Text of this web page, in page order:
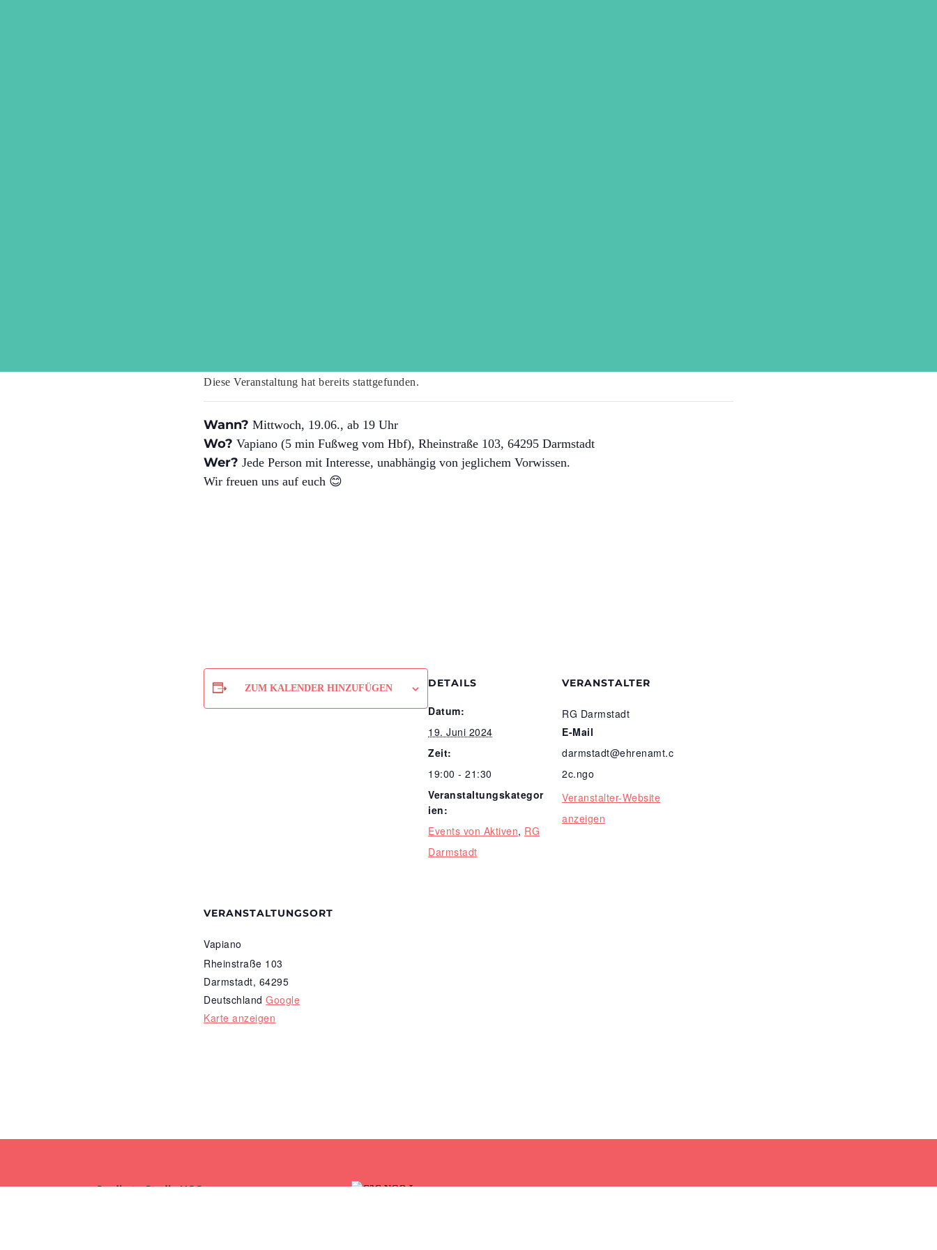
Diese Veranstaltung hat bereits stattgefunden.
Wann? Mittwoch, 19.06., ab 19 Uhr
Wo? Vapiano (5 min Fußweg vom Hbf), Rheinstraße 103, 64295 Darmstadt
Wer? Jede Person mit Interesse, unabhängig von jeglichem Vorwissen.
Wir freuen uns auf euch 😊
ZUM KALENDER HINZUFÜGEN DETAILS
Datum:
19. Juni 2024
Zeit:
19:00 - 21:30
Veranstaltungskategor
ien:
Events von Aktiven, RG
Darmstadt
VERANSTALTER
RG Darmstadt
E-Mail
darmstadt@ehrenamt.c
2c.ngo
Veranstalter-Website
anzeigen
VERANSTALTUNGSORT
Vapiano
Rheinstraße 103
Darmstadt, 64295
Deutschland Google
Karte anzeigen
Cradle to Cradle NGO